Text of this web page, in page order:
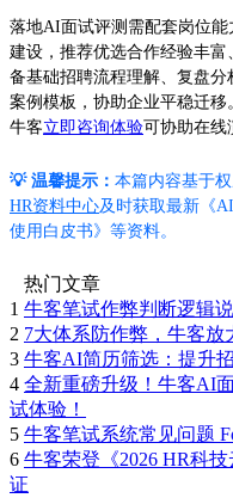
落地AI面试评测需配套岗位
建设，推荐优选合作经验丰
备基础招聘流程理解、复盘
案例模板，协助企业平稳迁移
牛客立即咨询体验可协助在线
💡 温馨提示： 本篇内容基于
HR资料中心及时获取最新《
使用白皮书》等资料。
热门文章
1 牛客笔试作弊判断逻辑
2 7大体系防作弊，牛客放
3 牛客AI简历筛选：提升
4 全新重磅升级！牛客AI
试体验！
5 牛客笔试系统常见问题
6 牛客荣登《2026 HR科
证